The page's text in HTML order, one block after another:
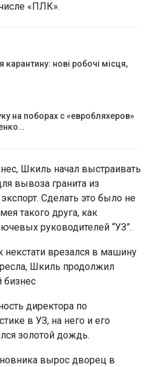
«ПЛК».
карантину: нові робочі місця,
на поборах с «евробляхеров»
Шкиль начал выстраивать
вывоза гранита из
Сделать это было не
такого друга, как
руководителей “УЗ”.
врезался в машину
Шкиль продолжил
бизнес
директора по
в УЗ, на него и его
золотой дождь.
вырос дворец в